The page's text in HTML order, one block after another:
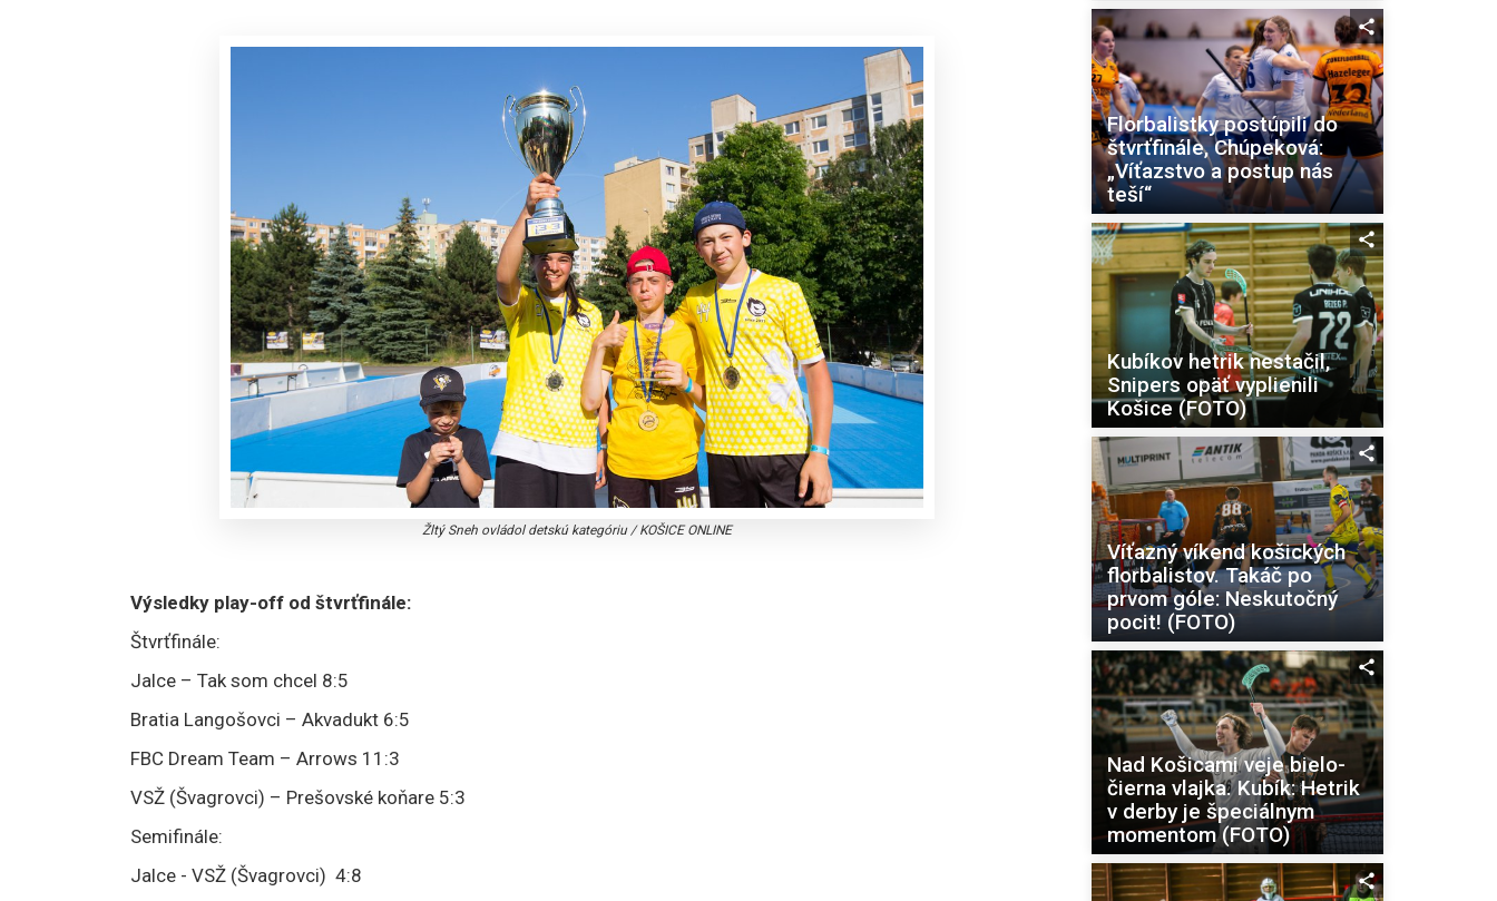
Žltý Sneh ovládol detskú kategóriu/KOŠICE ONLINE
Výsledky play-off od štvrťfinále:
Štvrťfinále:
Jalce – Tak som chcel 8:5
Bratia Langošovci – Akvadukt 6:5
FBC Dream Team – Arrows 11 :3
VSŽ (Švagrovci) – Prešovské koňare 5:3
Semifinále:
Jalce - VSŽ (Švagrovci) 4:8
Florbalistky postúpili do
štvrťfinále, Chúpeková:
„Víťazstvo a postup nás
teší“
Kubíkov hetrik nestačil,
Snipers opäť vyplienili
Košice (FOTO)
Víťazný víkend košických
florbalistov. Takáč po
prvom góle: Neskutočný
pocit! (FOTO)
Nad Košicami veje bielo-
čierna vlajka. Kubík: Hetrik
v derby je špeciálnym
momentom (FOTO)